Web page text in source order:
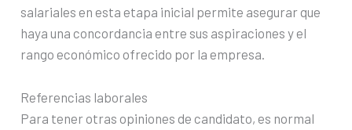
salariales en esta etapa inicial permite asegurar que
haya una concordancia entre sus aspiraciones y el
rango económico ofrecido por la empresa.
Referencias laborales
Para tener otras opiniones de candidato, es normal